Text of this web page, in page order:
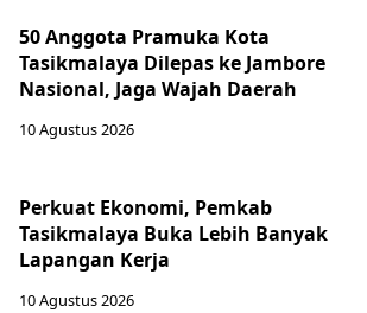
50 Anggota Pramuka Kota
Tasikmalaya Dilepas ke Jambore
Nasional, Jaga Wajah Daerah
10 Agustus 2026
Perkuat Ekonomi, Pemkab
Tasikmalaya Buka Lebih Banyak
Lapangan Kerja
10 Agustus 2026